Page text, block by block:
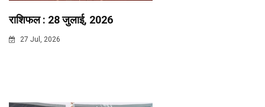
राशिफल : 28 जुलाई, 2026
27 Jul, 2026